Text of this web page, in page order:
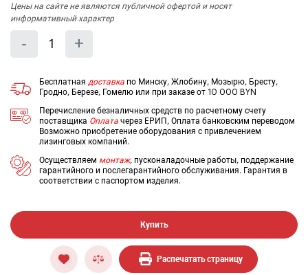
Цены на сайте не являются публичной офертой и носят
информативный характер
- Уменьшить
на
еденицу
+
на
еденицу
Бесплатная доставка по Минску, Жлобину, Мозырю, Бресту,
Гродно, Березе, Гомелю или при заказе от 10 000 BYN
Перечисление безналичных средств по расчетному счету
поставщика Оплата через ЕРИП, Оплата банковским переводом
Возможно приобретение оборудования с привлечением
лизинговых компаний.
Осуществляем монтаж, пусконаладочные работы, поддержание
гарантийного и послегарантийного обслуживания. Гарантия в
соответствии с паспортом изделия.
Купить
Распечатать страницу